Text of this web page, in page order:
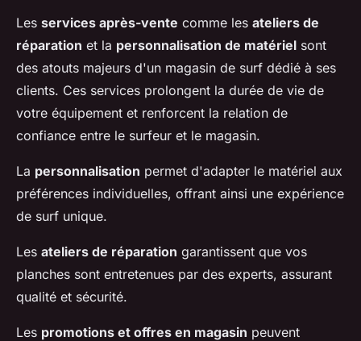
Les services après-vente comme les ateliers de
réparation et la personnalisation de matériel sont
des atouts majeurs d'un magasin de surf dédié à ses
clients. Ces services prolongent la durée de vie de
votre équipement et renforcent la relation de
confiance entre le surfeur et le magasin.
La personnalisation permet d'adapter le matériel aux
préférences individuelles, offrant ainsi une expérience
de surf unique.
Les ateliers de réparation garantissent que vos
planches sont entretenues par des experts, assurant
qualité et sécurité.
Les promotions et offres en magasin peuvent